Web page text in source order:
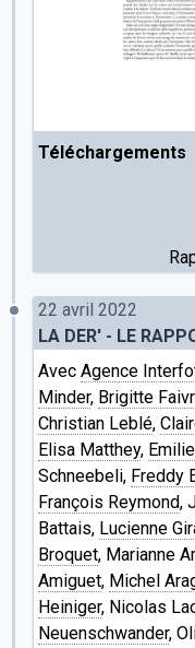
Téléchargements
22 avril 2022
LA DER' - LE
Avec Agence
Minder, Brigitte
Christian Leblé,
Elisa Matthey,
Schneebeli, Freddy
François Reymond,
Battais, Lucienne
Broquet, Marianne
Amiguet, Michel
Heiniger, Nicolas
Neuenschwander,